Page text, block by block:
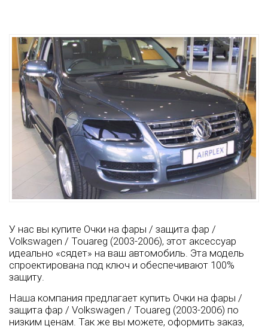
У нас вы купите Очки на фары / защита фар /
Volkswagen / Touareg (2003-2006), этот аксессуар
идеально «сядет» на ваш автомобиль. Эта модель
спроектирована под ключ и обеспечивают 100%
защиту.
Наша компания предлагает купить Очки на фары /
защита фар / Volkswagen / Touareg (2003-2006) по
низким ценам. Так же вы можете, оформить заказ,